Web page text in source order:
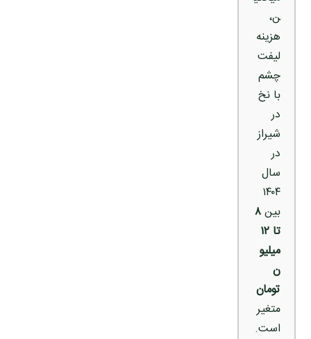
ن،
هزینه
لیفت
چشم
با نخ
در
شیراز
در
سال
۱۴۰۴
بین۸
تا ۱۲
میلیو
ن
تومان
متغیر
است.